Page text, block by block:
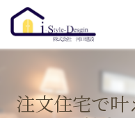
注文住宅で叶